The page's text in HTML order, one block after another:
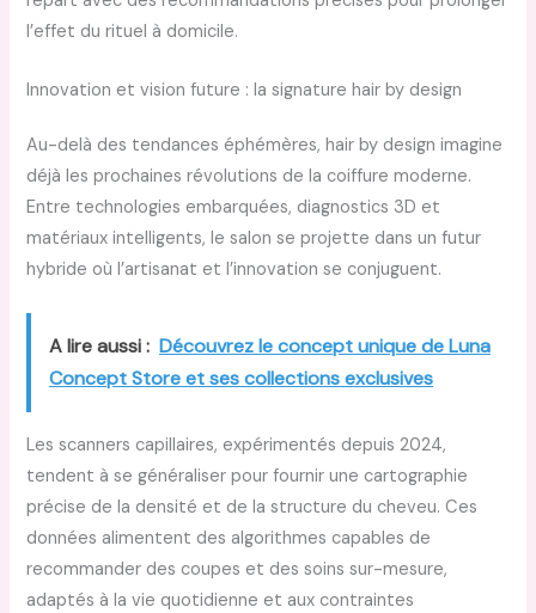
l’effet du rituel à domicile.
Innovation et vision future : la signature hair by design
Au-delà des tendances éphémères, hair by design imagine
déjà les prochaines révolutions de la coiffure moderne.
Entre technologies embarquées, diagnostics 3D et
matériaux intelligents, le salon se projette dans un futur
hybride où l’artisanat et l’innovation se conjuguent.
A lire aussi : Découvrez le concept unique de Luna
Concept Store et ses collections exclusives
Les scanners capillaires, expérimentés depuis 2024,
tendent à se généraliser pour fournir une cartographie
précise de la densité et de la structure du cheveu. Ces
données alimentent des algorithmes capables de
recommander des coupes et des soins sur-mesure,
adaptés à la vie quotidienne et aux contraintes